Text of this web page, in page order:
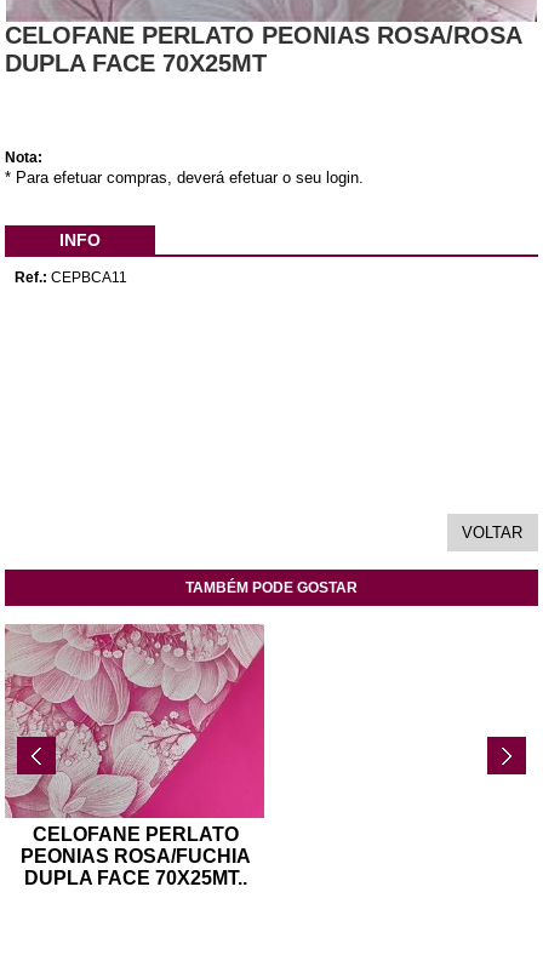
CELOFANE PERLATO PEONIAS ROSA/ROSA
DUPLA FACE 70X25MT
Nota:
* Para efetuar compras, deverá efetuar o seu login.
INFO
Ref.: CEPBCA11
TAMBÉM PODE GOSTAR
CELOFANE PERLATO
PEONIAS ROSA/FUCHIA
DUPLA FACE 70X25MT..